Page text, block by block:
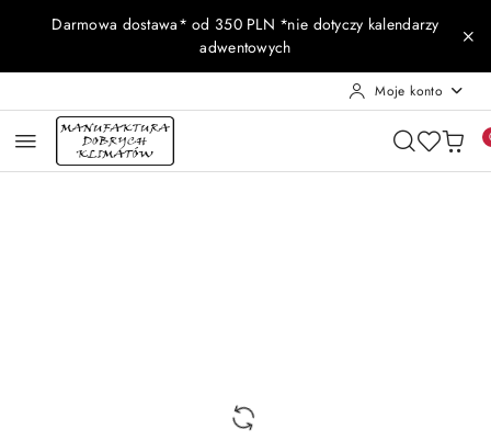
Przejdź do treści głównej
Przejdź do wyszukiwarki
Przejdź do moje konto
Przejdź do menu głównego
Przejdź do opisu produktu
Przejdź do stopki
Darmowa dostawa* od 350 PLN *nie dotyczy kalendarzy
adwentowych
Moje konto